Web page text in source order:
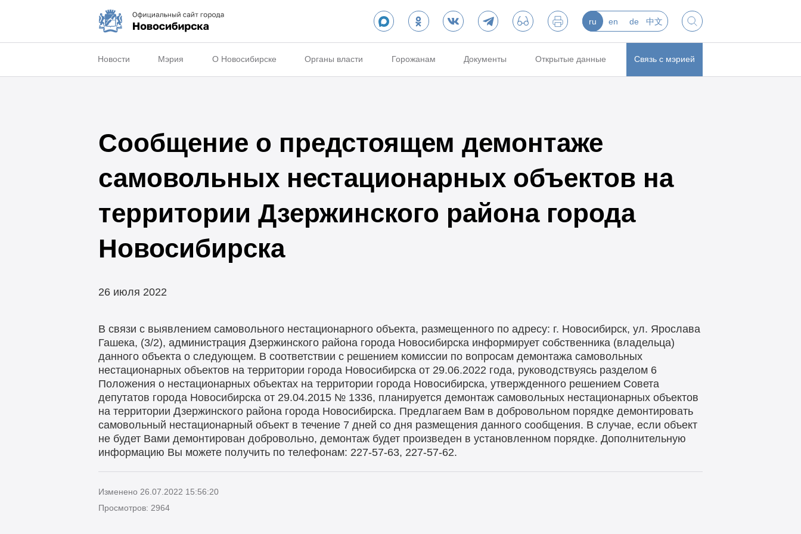
ru en de 中文
Новости Мэрия О Новосибирске Органы власти Горожанам Документы Открытые данные Связь с мэрией
Сообщение о предстоящем демонтаже
самовольных нестационарных объектов на
территории Дзержинского района города
Новосибирска
26 июля 2022
В связи с выявлением самовольного нестационарного объекта, размещенного по адресу: г. Новосибирск, ул. Ярослава
Гашека, (3/2), администрация Дзержинского района города Новосибирска информирует собственника (владельца)
данного объекта о следующем. В соответствии с решением комиссии по вопросам демонтажа самовольных
нестационарных объектов на территории города Новосибирска от 29.06.2022 года, руководствуясь разделом 6
Положения о нестационарных объектах на территории города Новосибирска, утвержденного решением Совета
депутатов города Новосибирска от 29.04.2015 № 1336, планируется демонтаж самовольных нестационарных объектов
на территории Дзержинского района города Новосибирска. Предлагаем Вам в добровольном порядке демонтировать
самовольный нестационарный объект в течение 7 дней со дня размещения данного сообщения. В случае, если объект
не будет Вами демонтирован добровольно, демонтаж будет произведен в установленном порядке. Дополнительную
информацию Вы можете получить по телефонам: 227-57-63, 227-57-62.
Изменено 26.07.2022 15:56:20
Просмотров: 2964